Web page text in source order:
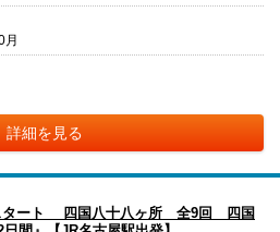
詳細を見る
タート 四国八十八ヶ所 全9回 四国